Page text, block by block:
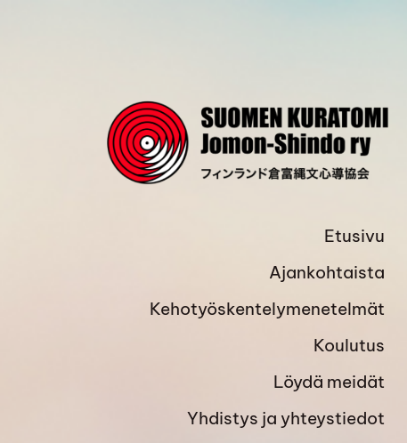
Etusivu
Ajankohtaista
Kehotyöskentelymenetelmät
Koulutus
Löydä meidät
Yhdistys ja yhteystiedot